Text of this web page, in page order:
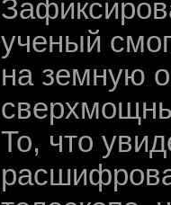
ученый
на земную
То, что